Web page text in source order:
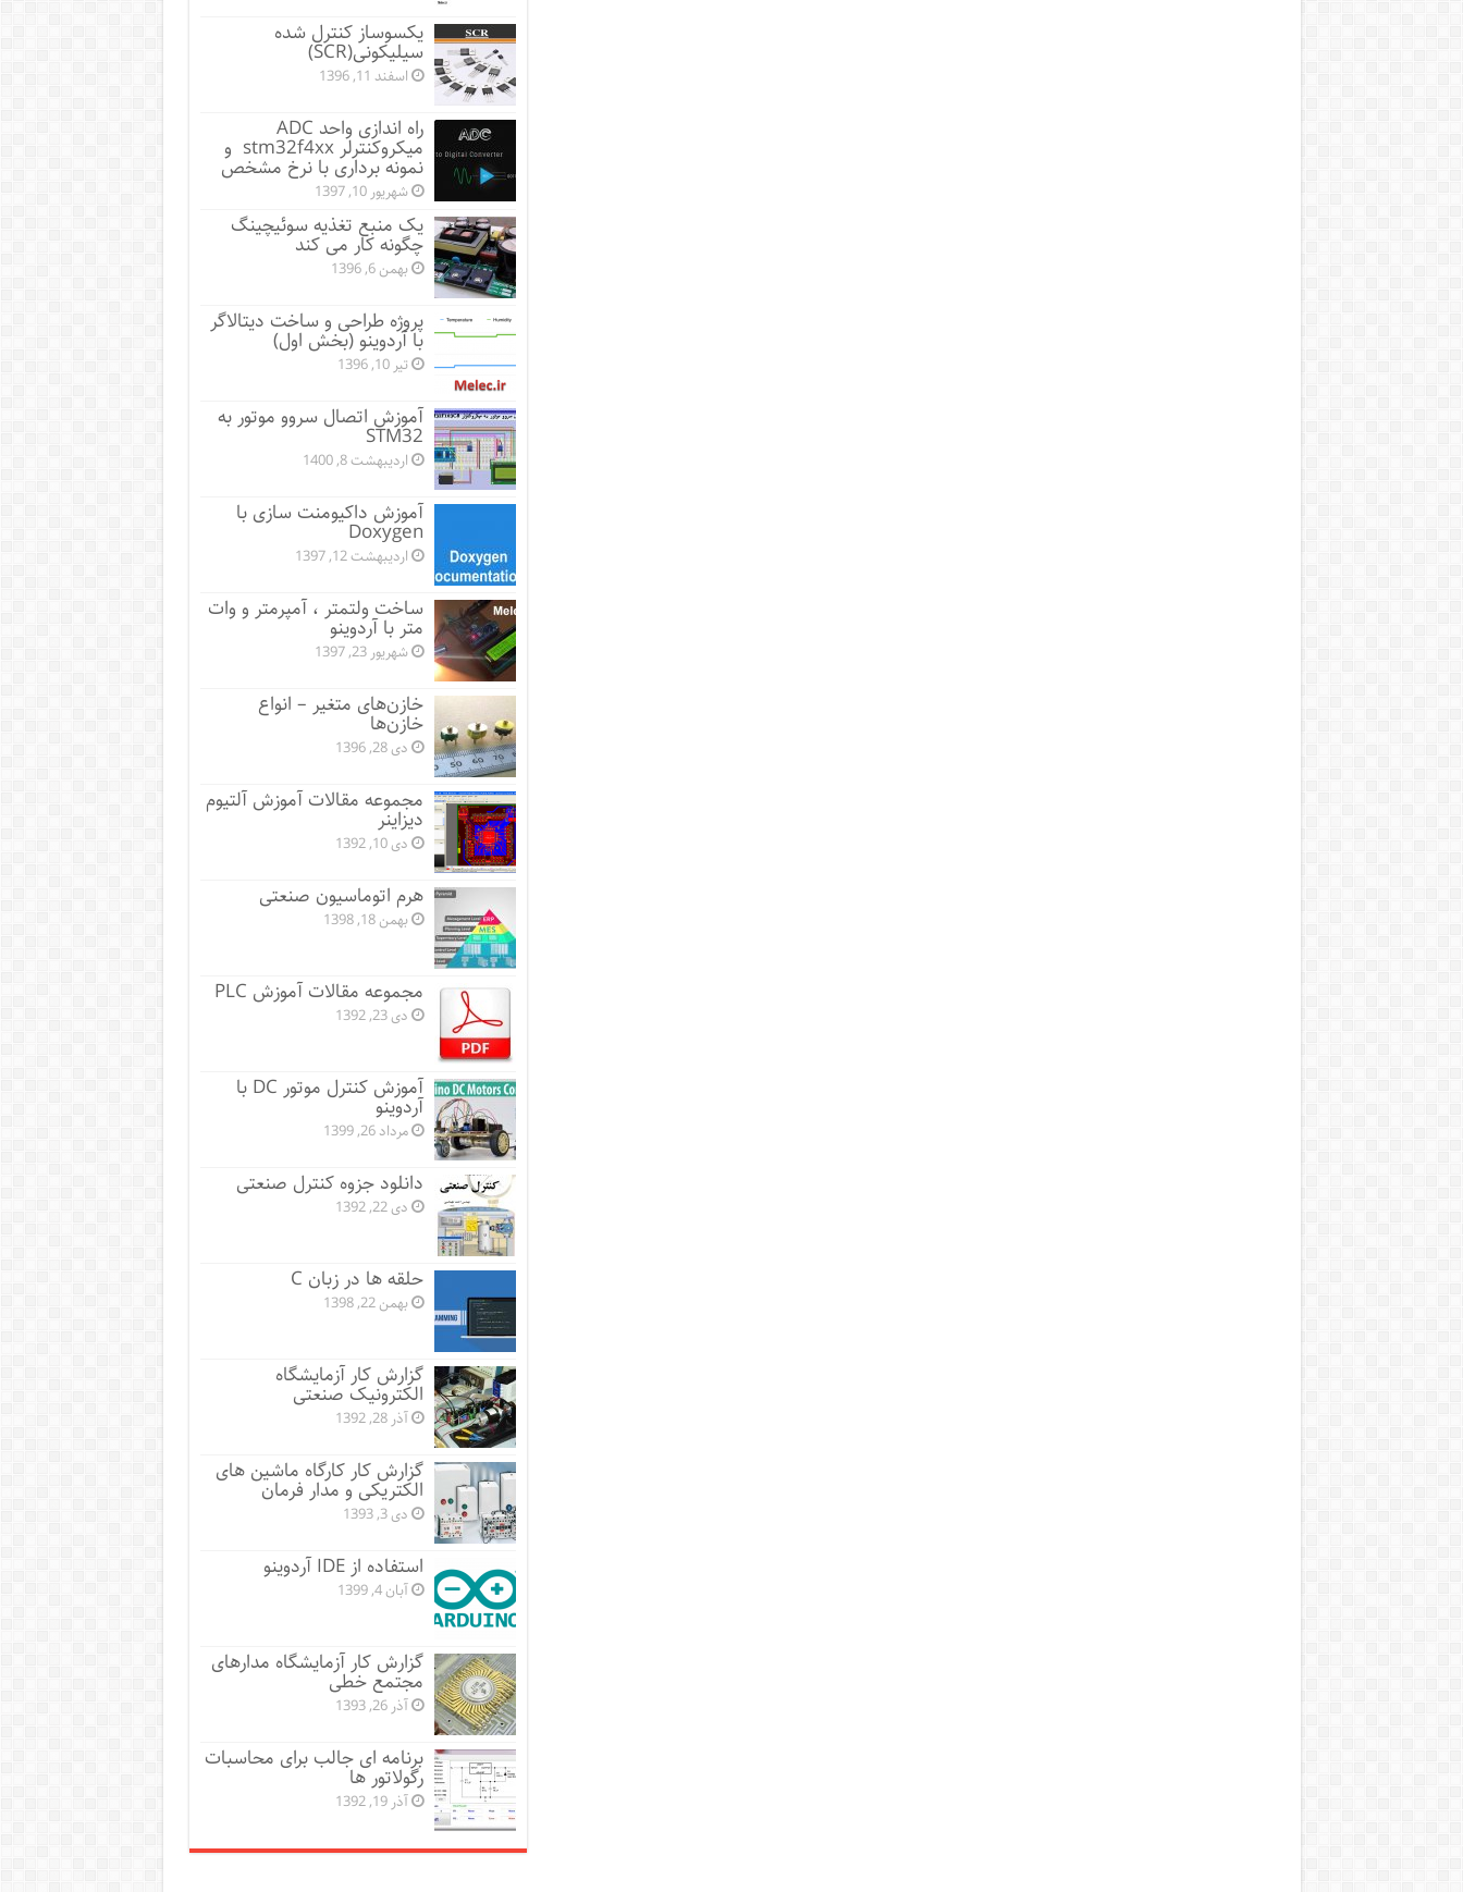
یکسوساز کنترل شده
سیلیکونی(SCR)
اسفند 11, 1396
راه اندازی واحد ADC
میکروکنترلر stm32f4xx و
نمونه برداری با نرخ مشخص
شهریور 10, 1397
یک منبع تغذیه سوئیچینگ
چگونه کار می کند
بهمن 6, 1396
پروژه طراحی و ساخت دیتالاگر
با آردوینو (بخش اول)
تیر 10, 1396
آموزش اتصال سروو موتور به
STM32
اردیبهشت 8, 1400
آموزش داکیومنت سازی با
Doxygen
اردیبهشت 12, 1397
ساخت ولتمتر ، آمپرمتر و وات
متر با آردوینو
شهریور 23, 1397
خازن‌های متغیر – انواع
خازن‌ها
دی 28, 1396
مجموعه مقالات آموزش آلتیوم
دیزاینر
دی 10, 1392
هرم اتوماسیون صنعتی
بهمن 18, 1398
مجموعه مقالات آموزش PLC
دی 23, 1392
آموزش کنترل موتور DC با
آردوینو
مرداد 26, 1399
دانلود جزوه کنترل صنعتی
دی 22, 1392
حلقه ها در زبان C
بهمن 22, 1398
گزارش کار آزمایشگاه
الکترونیک صنعتی
آذر 28, 1392
گزارش کار کارگاه ماشین های
الکتریکی و مدار فرمان
دی 3, 1393
استفاده از IDE آردوینو
آبان 4, 1399
گزارش کار آزمایشگاه مدارهای
مجتمع خطی
آذر 26, 1393
برنامه ای جالب برای محاسبات
رگولاتور ها
آذر 19, 1392